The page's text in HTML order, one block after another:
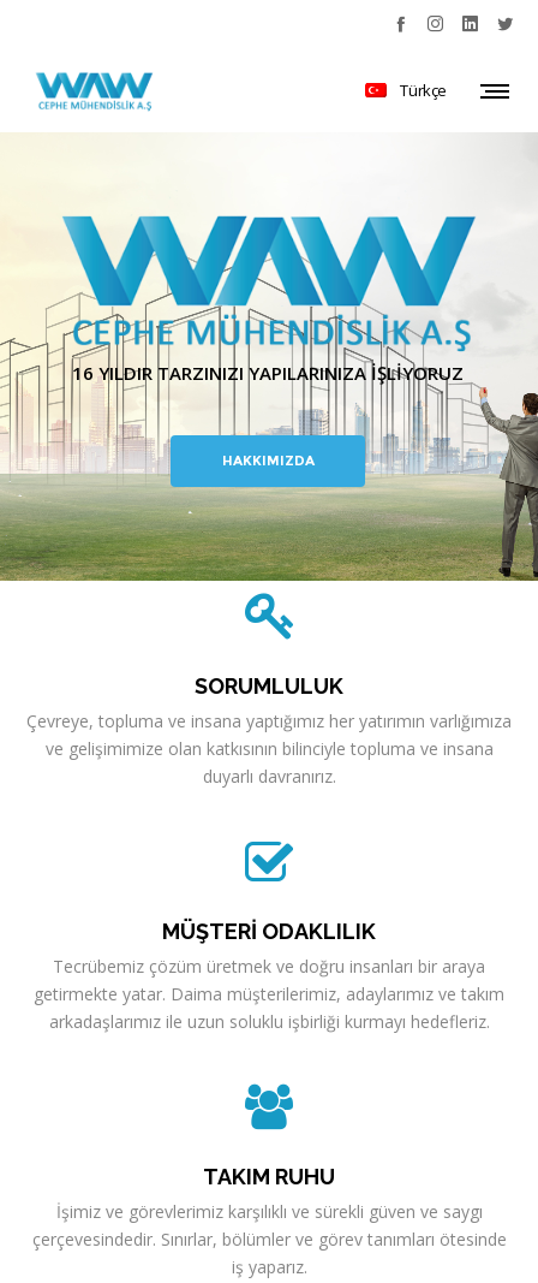
Türkçe
16 YILDIR TARZINIZI YAPILARINIZA İŞLİYORUZ
HAKKIMIZDA
SORUMLULUK
Çevreye, topluma ve insana yaptığımız her yatırımın varlığımıza
ve gelişimimize olan katkısının bilinciyle topluma ve insana
duyarlı davranırız.
MÜŞTERİ ODAKLILIK
Tecrübemiz çözüm üretmek ve doğru insanları bir araya
getirmekte yatar. Daima müşterilerimiz, adaylarımız ve takım
arkadaşlarımız ile uzun soluklu işbirliği kurmayı hedefleriz.
TAKIM RUHU
İşimiz ve görevlerimiz karşılıklı ve sürekli güven ve saygı
çerçevesindedir. Sınırlar, bölümler ve görev tanımları ötesinde
iş yaparız.